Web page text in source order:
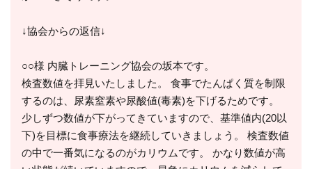
↓協会からの返信↓
○○様 内臓トレーニング協会の坂本です。
検査数値を拝見いたしました。 食事でたんぱく質を制限
するのは、尿素窒素や尿酸値(毒素)を下げるためです。
少しずつ数値が下がってきていますので、基準値内(20以
下)を目標に食事療法を継続していきましょう。 検査数値
の中で一番気になるのがカリウムです。 かなり数値が高